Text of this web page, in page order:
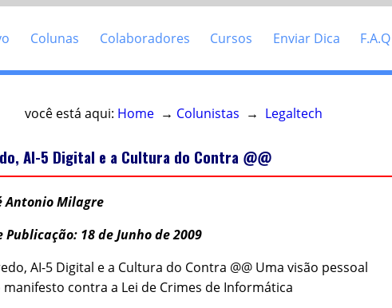
Colunas Colaboradores Cursos Enviar Dica F.A.Q
você está aqui: Home→ Colunistas → Legaltech
AI-5 Digital e a Cultura do Contra @@
Antonio Milagre
Publicação: 18 de Junho de 2009
AI-5 Digital e a Cultura do Contra @@ Uma visão pessoal
contra a Lei de Crimes de Informática